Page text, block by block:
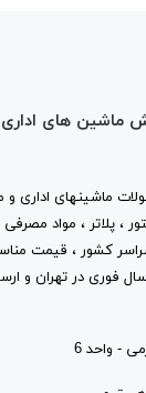
ماشین های
ماشینهای اداری و
، پلاتر ، مواد
سراسر کشور ، قیمت
فوری در تهران و
- واحد 6